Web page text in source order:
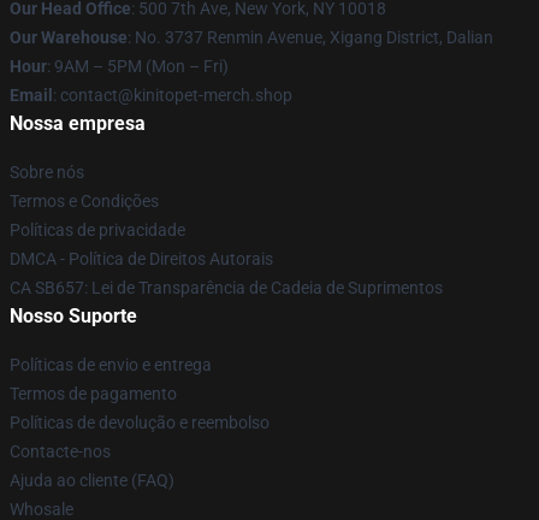
Our Head Office: 500 7th Ave, New York, NY 10018
Our Warehouse: No. 3737 Renmin Avenue, Xigang District, Dalian
Hour: 9AM – 5PM (Mon – Fri)
Email : contact@kinitopet-merch.shop
Nossa empresa
Sobre nós
Termos e Condições
Políticas de privacidade
DMCA - Política de Direitos Autorais
CA SB657: Lei de Transparência de Cadeia de Suprimentos
Nosso Suporte
Políticas de envio e entrega
Termos de pagamento
Políticas de devolução e reembolso
Contacte-nos
Ajuda ao cliente (FAQ)
Whosale